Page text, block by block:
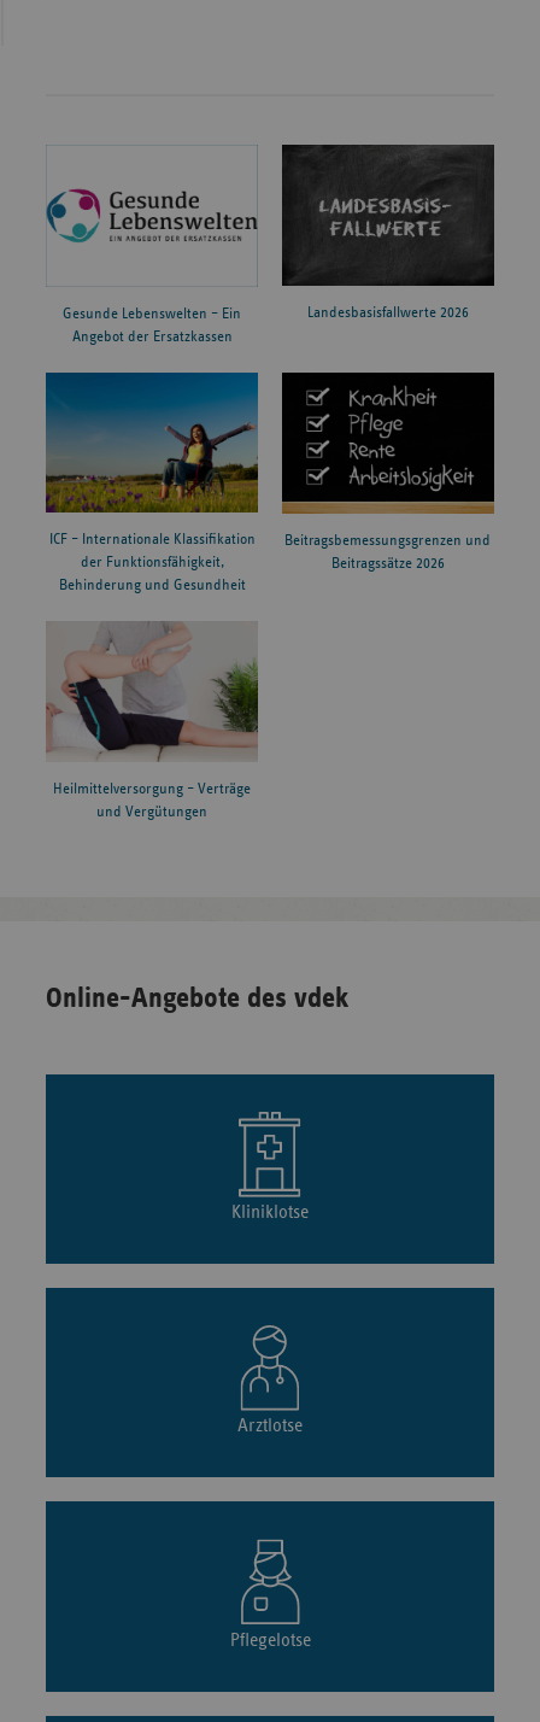
Gesunde Lebenswelten – Ein
Angebot der Ersatzkassen
Landesbasisfallwerte 2026
ICF – Internationale Klassifikation
der Funktionsfähigkeit,
Behinderung und Gesundheit
Beitragsbemessungsgrenzen und
Beitragssätze 2026
Heilmittelversorgung – Verträge
und Vergütungen
Online-Angebote des vdek
Kliniklotse
Arztlotse
Pflegelotse